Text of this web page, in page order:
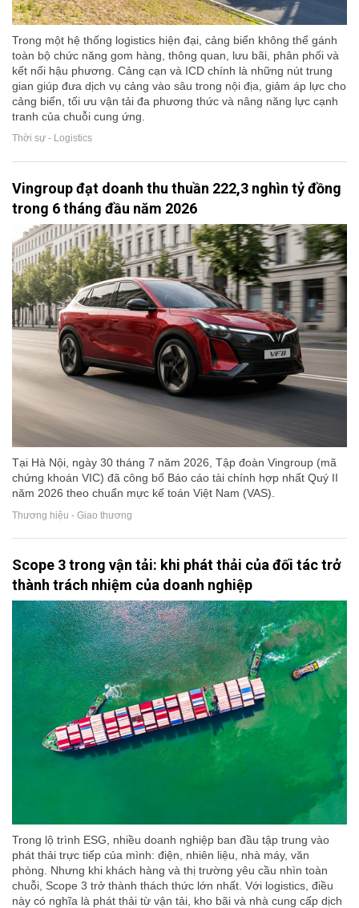
Trong một hệ thống logistics hiện đại, cảng biển không thể gánh
toàn bộ chức năng gom hàng, thông quan, lưu bãi, phân phối và
kết nối hậu phương. Cảng cạn và ICD chính là những nút trung
gian giúp đưa dịch vụ cảng vào sâu trong nội địa, giảm áp lực cho
cảng biển, tối ưu vận tải đa phương thức và nâng năng lực cạnh
tranh của chuỗi cung ứng.
Thời sự - Logistics
Vingroup đạt doanh thu thuần 222,3 nghìn tỷ đồng
trong 6 tháng đầu năm 2026
Tại Hà Nội, ngày 30 tháng 7 năm 2026, Tập đoàn Vingroup (mã
chứng khoán VIC) đã công bố Báo cáo tài chính hợp nhất Quý II
năm 2026 theo chuẩn mực kế toán Việt Nam (VAS).
Thương hiệu - Giao thương
Scope 3 trong vận tải: khi phát thải của đối tác trở
thành trách nhiệm của doanh nghiệp
Trong lộ trình ESG, nhiều doanh nghiệp ban đầu tập trung vào
phát thải trực tiếp của mình: điện, nhiên liệu, nhà máy, văn
phòng. Nhưng khi khách hàng và thị trường yêu cầu nhìn toàn
chuỗi, Scope 3 trở thành thách thức lớn nhất. Với logistics, điều
này có nghĩa là phát thải từ vận tải, kho bãi và nhà cung cấp dịch